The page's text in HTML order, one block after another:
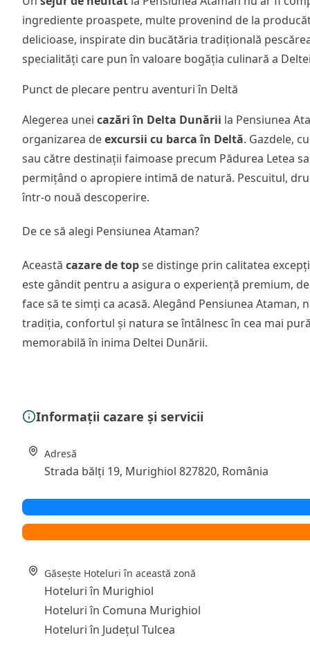
ingrediente proaspete, multe provenind de la
delicioase, inspirate din bucătăria tradițională
specialități care pun în valoare bogăția culinară a
Punct de plecare pentru aventuri în Deltă
Alegerea unei cazări în Delta Dunării la Pensiunea
organizarea deexcursii cu barca în Deltă. Gazdele,
sau către destinații faimoase precum Pădurea Letea
permițând o apropiere intimă de natură. Pescuitul,
într-o nouă descoperire.
De ce să alegi Pensiunea Ataman?
Această cazare de topse distinge prin calitatea
este gândit pentru a asigura o experiență premium,
face să te simți ca acasă. Alegând Pensiunea Ataman,
tradiția, confortul și natura se întâlnesc în cea mai
memorabilă în inima Deltei Dunării.
Informații cazare și servicii
Adresă
Strada bălți 19, Murighiol 827820, România
Găsește Hoteluri în această zonă
Hoteluri în Murighiol
Hoteluri în Comuna Murighiol
Hoteluri în Județul Tulcea